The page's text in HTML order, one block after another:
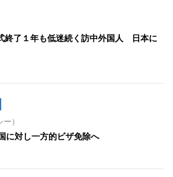
終了１年も低迷続く訪中外国人 日本に
）
に対し一方的ビザ免除へ